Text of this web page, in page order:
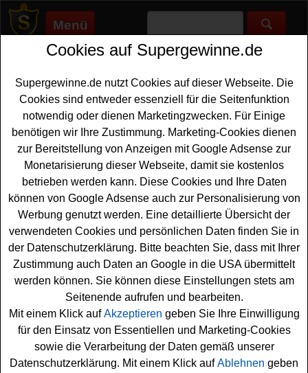
Menü
Supergewinne.de>Gewinnspiele>Bargeld Gewinnspiele>
Anzeige:
Osiander Gewinnspiel -
Einkaufsgutschein gewinnen
Wer gern einen tollenEinkaufsgutschein gewinnen
möchte, sollte bei diesem kostenlosen Osiander
Gewinnspiel mitmachen. Osiander verlost drei
Gutscheine für Schulbedarf im Wert von jeweils 1000
Euro - und mit etwas Glück können Sie einen davon
gewinnen. Falls Sie bei dem Osiander Gewinnspiel
gratis mitmachen möchten, müssen Sie einen Schulzettel
einsenden. Bitte beachten Sie die genaue Anleitung, um
an dem Osiander Gewinnspiel teilnehmen zu können.
Vielleicht haben sie ja Glück und können einen
Einkaufsgutschein gewinnen? Viel Erfolg!
Cookies auf Supergewinne.de
Supergewinne.de nutzt Cookies auf dieser Webseite. Die
Cookies sind entweder essenziell für die Seitenfunktion
notwendig oder dienen Marketingzwecken. Für Einige
benötigen wir Ihre Zustimmung. Marketing-Cookies dienen
zur Bereitstellung von Anzeigen mit Google Adsense zur
Monetarisierung dieser Webseite, damit sie kostenlos
betrieben werden kann. Diese Cookies und Ihre Daten
können von Google Adsense auch zur Personalisierung von
Werbung genutzt werden. Eine detaillierte Übersicht der
verwendeten Cookies und persönlichen Daten finden Sie in
der Datenschutzerklärung. Bitte beachten Sie, dass mit Ihrer
Zustimmung auch Daten an Google in die USA übermittelt
werden können. Sie können diese Einstellungen stets am
Seitenende aufrufen und bearbeiten.
Mit einem Klick aufAkzeptieren geben Sie Ihre Einwilligung
für den Einsatz von Essentiellen und Marketing-Cookies
sowie die Verarbeitung der Daten gemäß unserer
Datenschutzerklärung. Mit einem Klick aufAblehnen geben